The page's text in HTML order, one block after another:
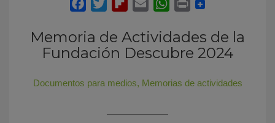
Memoria de Actividades de la
Fundación Descubre 2024
Documentos para medios, Memorias de actividades